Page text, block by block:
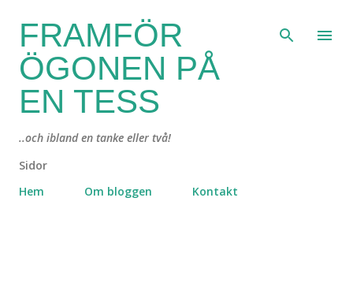
Fortsätt till huvudinnehåll
FRAMFÖR
ÖGONEN PÅ
EN TESS
..och ibland en tanke eller två!
Sidor
Hem
Om bloggen Kontakt